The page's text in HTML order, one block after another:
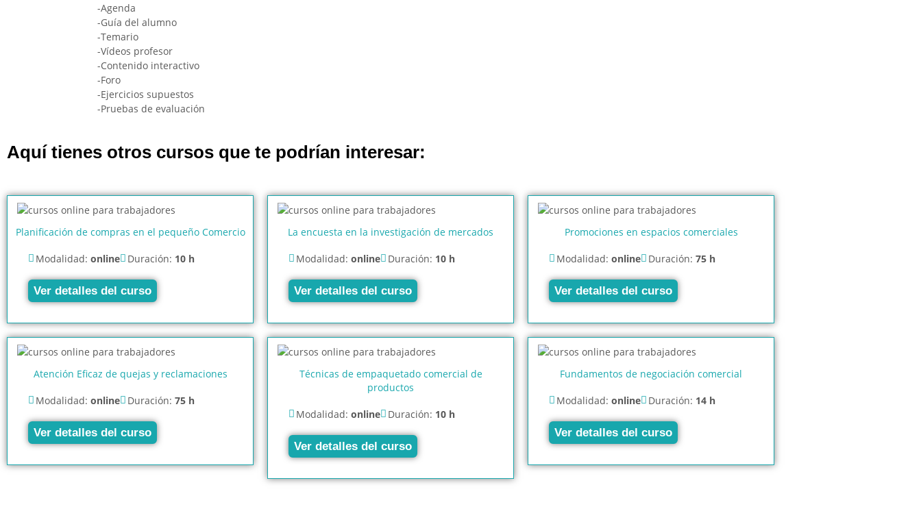
-Agenda
-Guía del alumno
-Temario
-Vídeos profesor
-Contenido interactivo
-Foro
-Ejercicios supuestos
-Pruebas de evaluación
Aquí tienes otros cursos que te podrían interesar:
Planificación de compras en el pequeño Comercio
Modalidad: online Duración: 10 h
Ver detalles del curso
La encuesta en la investigación de mercados
Modalidad: online Duración: 10 h
Ver detalles del curso
Promociones en espacios comerciales
Modalidad: online Duración: 75 h
Ver detalles del curso
Atención Eficaz de quejas y reclamaciones
Modalidad: online Duración: 75 h
Ver detalles del curso
Técnicas de empaquetado comercial de
productos
Modalidad: online Duración: 10 h
Ver detalles del curso
Fundamentos de negociación comercial
Modalidad: online Duración: 14 h
Ver detalles del curso